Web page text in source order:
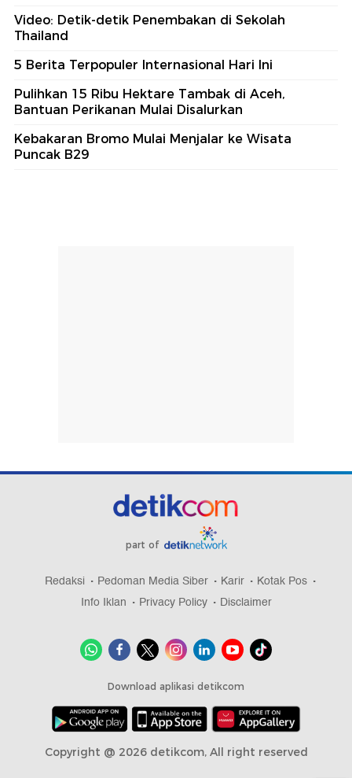
Video: Detik-detik Penembakan di Sekolah
Thailand
5 Berita Terpopuler Internasional Hari Ini
Pulihkan 15 Ribu Hektare Tambak di Aceh,
Bantuan Perikanan Mulai Disalurkan
Kebakaran Bromo Mulai Menjalar ke Wisata
Puncak B29
part of
Redaksi Pedoman Media Siber Karir
Kotak Pos
Info Iklan
Privacy Policy Disclaimer
Download aplikasi detikcom
Copyright @ 2026 detikcom, All right reserved